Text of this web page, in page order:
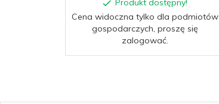
Produkt dostępny!
Cena widoczna tylko dla podmiotów
gospodarczych, proszę się
zalogować.